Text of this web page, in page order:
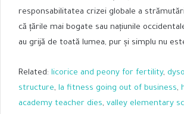
responsabilitatea crizei globale a
că țările mai bogate sau națiunile
au grijă de toată lumea, pur și simplu nu
Related: licorice and peony for fertility,
structure, la fitness going out of business,
academy teacher dies, valley elementary